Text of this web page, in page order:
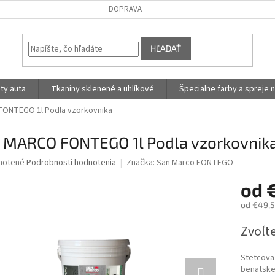
DOPRAVA
HĽADAŤ
auta Tkaniny sklenené a uhlíkové
Špecialne farby a spreje
1l Podla vzorkovnika
MARCO FONTEGO 1l Podla
Podrobnosti hodnotenia Značka: San Marco FONTEGO
od
od
cena: